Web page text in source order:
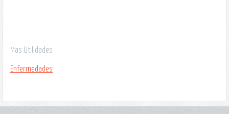
Mas Utilidades
Enfermedades